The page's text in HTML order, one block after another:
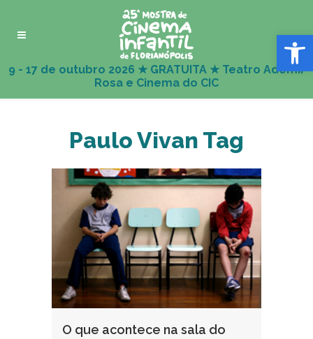
Abrir
Paulo Vivan Tag
O que acontece na sala do